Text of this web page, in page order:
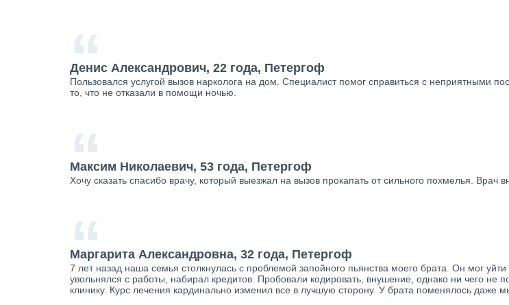
“
Денис Александрович, 22 года, Петергоф
Пользовался услугой вызов нарколога на дом. Специалист помог справиться с неприятными
то, что не отказали в помощи ночью.
“
Максим Николаевич, 53 года, Петергоф
Хочу сказать спасибо врачу, который выезжал на вызов прокапать от сильного похмелья. Врач
“
Маргарита Александровна, 32 года, Петергоф
7 лет назад наша семья столкнулась с проблемой запойного пьянства моего брата. Он мог
увольнялся с работы, набирал кредитов. Пробовали кодировать, внушение, однако ни чего не
клинику. Курс лечения кардинально изменил все в лучшую сторону. У брата поменялось